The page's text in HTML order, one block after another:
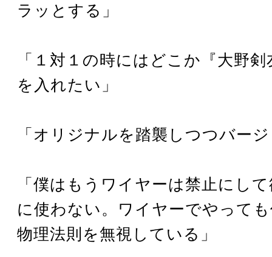
ラッとする」
「１対１の時にはどこか『大野
を入れたい」
「オリジナルを踏襲しつつバー
「僕はもうワイヤーは禁止にし
に使わない。ワイヤーでやって
物理法則を無視している」